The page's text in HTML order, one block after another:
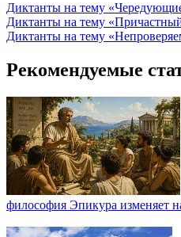
Диктанты на тему
Диктанты на тему
Диктанты на тему
Рекомендуемые
философия Эпикура изменяет